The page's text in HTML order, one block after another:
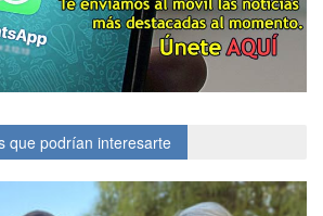
que podrían interesarte